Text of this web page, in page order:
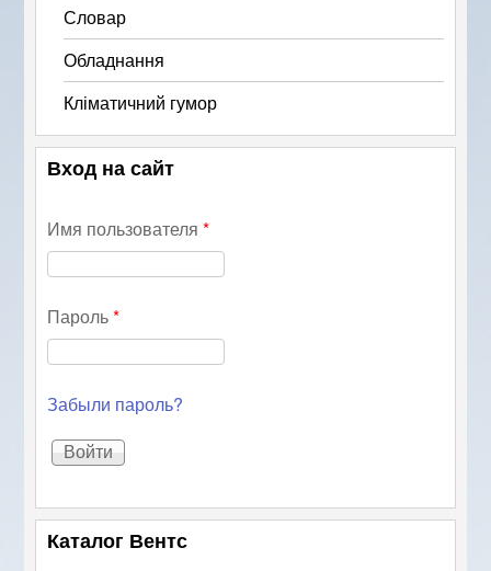
Словар
Обладнання
Кліматичний гумор
Вход на сайт
Имя пользователя*
Пароль*
Забыли пароль?
Каталог Вентс